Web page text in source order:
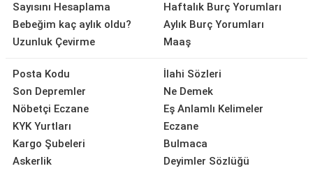
Sayısını Hesaplama
Bebeğim kaç aylık oldu?
Uzunluk Çevirme
Haftalık Burç Yorumları
Aylık Burç Yorumları
Maaş
Posta Kodu
Son Depremler
Nöbetçi Eczane
KYK Yurtları
Kargo Şubeleri
Askerlik
İlahi Sözleri
Ne Demek
Eş Anlamlı Kelimeler
Eczane
Bulmaca
Deyimler Sözlüğü